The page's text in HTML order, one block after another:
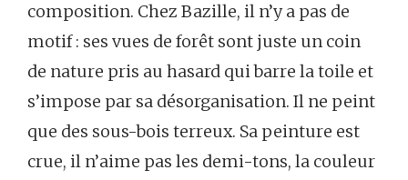
composition. Chez Bazille, il n’y a pas de
motif : ses vues de forêt sont juste un coin
de nature pris au hasard qui barre la toile et
s’impose par sa désorganisation. Il ne peint
que des sous-bois terreux. Sa peinture est
crue, il n’aime pas les demi-tons, la couleur